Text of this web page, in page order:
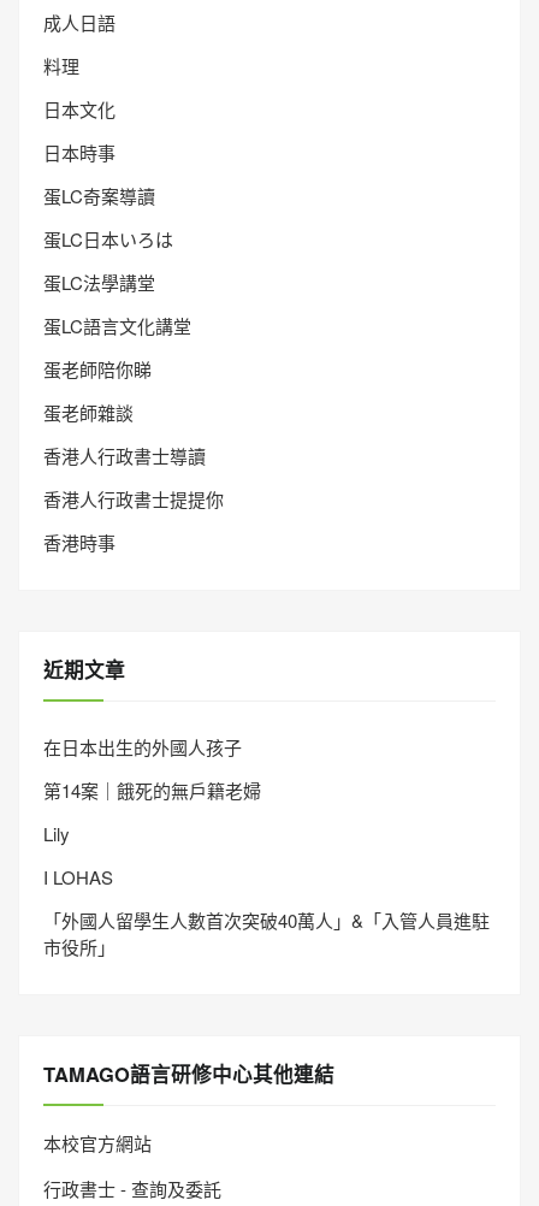
成人日語
料理
日本文化
日本時事
蛋LC奇案導讀
蛋LC日本いろは
蛋LC法學講堂
蛋LC語言文化講堂
蛋老師陪你睇
蛋老師雜談
香港人行政書士導讀
香港人行政書士提提你
香港時事
近期文章
在日本出生的外國人孩子
第14案｜餓死的無戶籍老婦
Lily
I LOHAS
「外國人留學生人數首次突破40萬人」&「入管人員進駐
市役所」
TAMAGO語言研修中心其他連結
本校官方網站
行政書士 - 查詢及委託